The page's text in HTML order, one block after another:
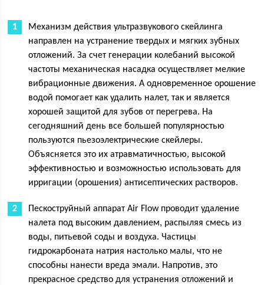
Механизм действия ультразвукового скейлинга
направлен на устранение твердых и мягких зубных
отложений. За счет генерации колебаний высокой
частоты механическая насадка осуществляет мелкие
вибрационные движения. А одновременное орошение
водой помогает как удалить налет, так и является
хорошей защитой для зубов от перегрева. На
сегодняшний день все большей популярностью
пользуются пьезоэлектрические скейлеры.
Объясняется это их атравматичностью, высокой
эффективностью и возможностью использовать для
ирригации (орошения) антисептических растворов.
Пескоструйный аппарат Air Flow проводит удаление
налета под высоким давлением, распыляя смесь из
воды, питьевой соды и воздуха. Частицы
гидрокарбоната натрия настолько малы, что не
способны нанести вреда эмали. Напротив, это
прекрасное средство для устранения отложений и